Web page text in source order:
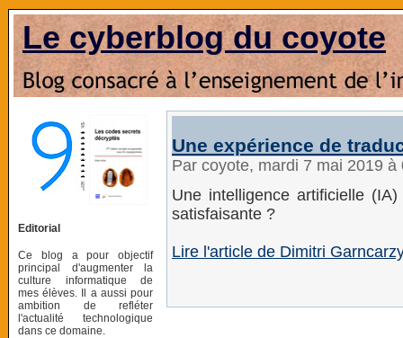
Le cyberblog du coyote
Editorial
Ce blog a pour objectif
principal d'augmenter la
culture informatique de
mes élèves. Il a aussi pour
ambition de refléter
l'actualité technologique
dans ce domaine.
Une expérience de
Par coyote, mardi 7 mai 2019
Une intelligence artificielle
satisfaisante ?
Lire l'article de Dimitri